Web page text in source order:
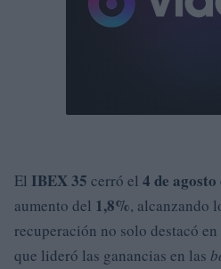
El IBEX 35 cerró el 4 de agosto
aumento del 1,8%, alcanzando
recuperación no solo destacó
que lideró las ganancias en las